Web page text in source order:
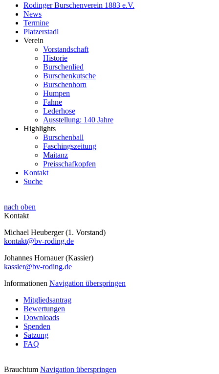
Rodinger Burschenverein 1883 e.V.
News
Termine
Platzerstadl
Verein
Vorstandschaft
Historie
Burschenlied
Burschenkutsche
Burschenhorn
Humpen
Fahne
Lederhose
Ausstellung: 140 Jahre
Highlights
Burschenball
Faschingszeitung
Maitanz
Preisschafkopfen
Kontakt
Suche
nach oben
Kontakt
Michael Heuberger (1. Vorstand)
kontakt@bv-roding.de
Johannes Hornauer (Kassier)
kassier@bv-roding.de
Informationen Navigation überspringen
Mitgliedsantrag
Bewertungen
Downloads
Spenden
Satzung
FAQ
Brauchtum Navigation überspringen